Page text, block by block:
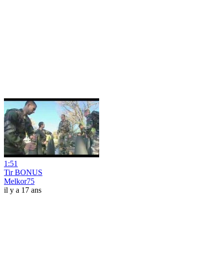
1:51
Tir BONUS
Melkor75
il y a 17 ans